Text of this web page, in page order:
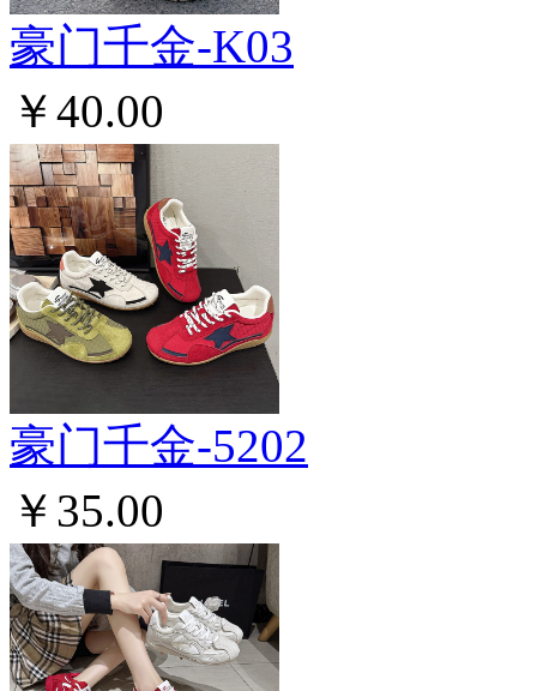
豪门千金-K03
￥40.00
豪门千金-5202
￥35.00